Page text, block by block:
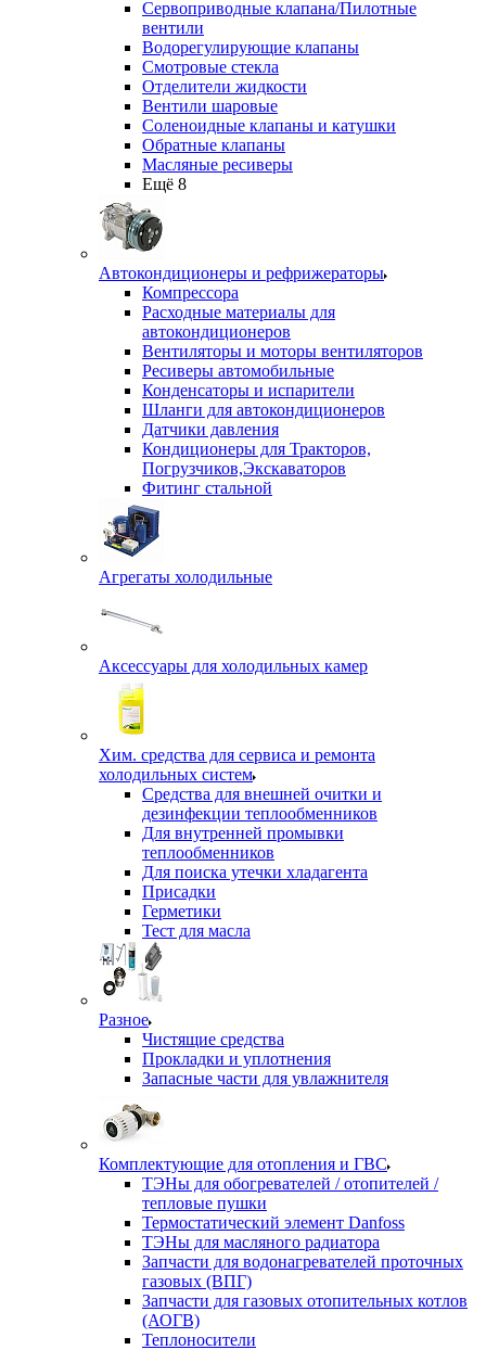
Сервоприводные клапана/Пилотные
вентили
Водорегулирующие клапаны
Смотровые стекла
Отделители жидкости
Вентили шаровые
Соленоидные клапаны и катушки
Обратные клапаны
Масляные ресиверы
Ещё 8
Автокондиционеры и рефрижераторы
Компрессора
Расходные материалы для
автокондиционеров
Вентиляторы и моторы вентиляторов
Ресиверы автомобильные
Конденсаторы и испарители
Шланги для автокондиционеров
Датчики давления
Кондиционеры для Тракторов,
Погрузчиков,Экскаваторов
Фитинг стальной
Агрегаты холодильные
Аксессуары для холодильных камер
Хим. средства для сервиса и ремонта
холодильных систем
Средства для внешней очитки и
дезинфекции теплообменников
Для внутренней промывки
теплообменников
Для поиска утечки хладагента
Присадки
Герметики
Тест для масла
Разное
Чистящие средства
Прокладки и уплотнения
Запасные части для увлажнителя
Комплектующие для отопления и ГВС
ТЭНы для обогревателей / отопителей /
тепловые пушки
Термостатический элемент Danfoss
ТЭНы для масляного радиатора
Запчасти для водонагревателей проточных
газовых (ВПГ)
Запчасти для газовых отопительных котлов
(АОГВ)
Теплоносители